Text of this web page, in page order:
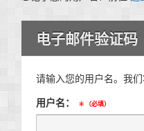
电子邮件验证码
请输入您的用户名。我
用户名：
（必填）